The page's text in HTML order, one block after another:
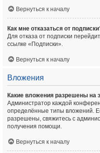
Вернуться к началу
Как мне отказаться от
Для отказа от подписки
ссылке «Подписки».
Вернуться к началу
Вложения
Какие вложения разрешены на
Администратор каждой
определённые типы вложений.
разрешены, свяжитесь с
получения помощи.
Вернуться к началу